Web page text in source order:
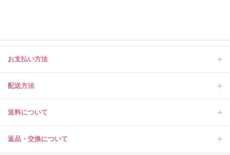
お支払い方法
配送方法
送料について
返品・交換について